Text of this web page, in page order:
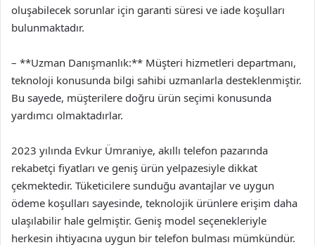
oluşabilecek sorunlar için garanti süresi ve iade koşulları
bulunmaktadır.
– **Uzman Danışmanlık:** Müşteri hizmetleri departmanı,
teknoloji konusunda bilgi sahibi uzmanlarla desteklenmiştir.
Bu sayede, müşterilere doğru ürün seçimi konusunda
yardımcı olmaktadırlar.
2023 yılında Evkur Ümraniye, akıllı telefon pazarında
rekabetçi fiyatları ve geniş ürün yelpazesiyle dikkat
çekmektedir. Tüketicilere sunduğu avantajlar ve uygun
ödeme koşulları sayesinde, teknolojik ürünlere erişim daha
ulaşılabilir hale gelmiştir. Geniş model seçenekleriyle
herkesin ihtiyacına uygun bir telefon bulması mümkündür.